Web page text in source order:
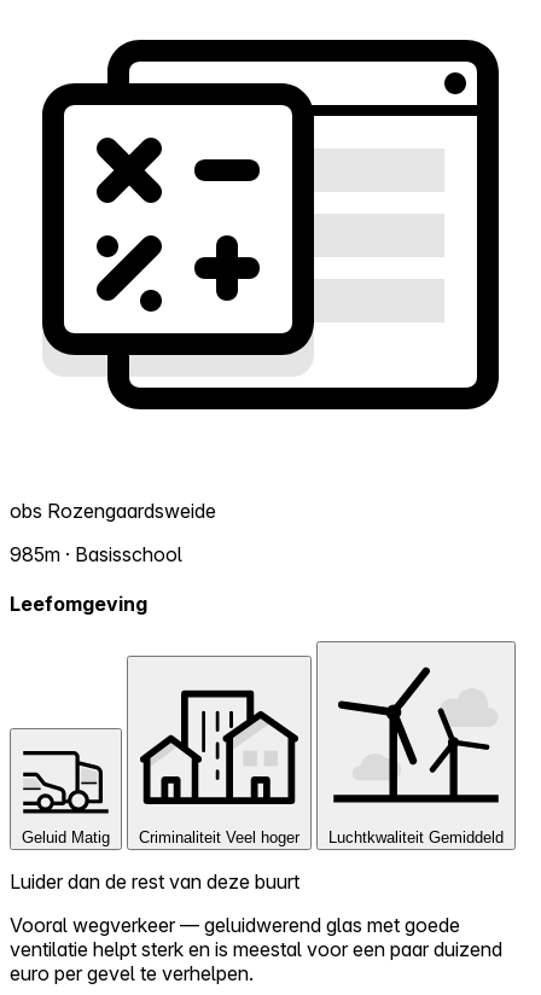
obs Rozengaardsweide
985m · Basisschool
Leefomgeving
Geluid Matig Criminaliteit Veel hoger Luchtkwaliteit Gemiddeld
Luider dan de rest van deze buurt
Vooral wegverkeer — geluidwerend glas met goede
ventilatie helpt sterk en is meestal voor een paar duizend
euro per gevel te verhelpen.